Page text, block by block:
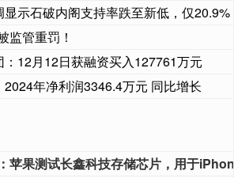
示石破内阁支持率跌至新低，仅20.9%
监管重罚！
12月12日获融资买入127761万元
年净利润3346.4万元 同比增长